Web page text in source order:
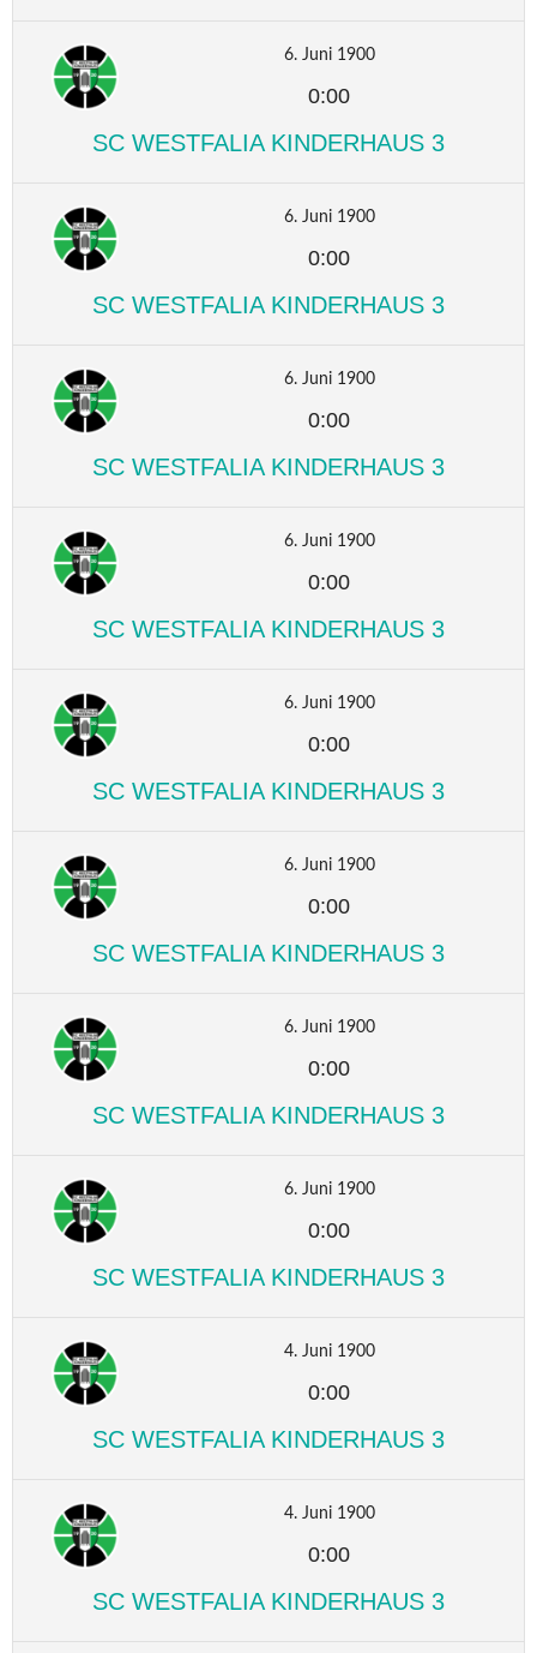
6. Juni 1900
0:00
SC WESTFALIA KINDERHAUS 3
6. Juni 1900
0:00
SC WESTFALIA KINDERHAUS 3
6. Juni 1900
0:00
SC WESTFALIA KINDERHAUS 3
6. Juni 1900
0:00
SC WESTFALIA KINDERHAUS 3
6. Juni 1900
0:00
SC WESTFALIA KINDERHAUS 3
6. Juni 1900
0:00
SC WESTFALIA KINDERHAUS 3
6. Juni 1900
0:00
SC WESTFALIA KINDERHAUS 3
6. Juni 1900
0:00
SC WESTFALIA KINDERHAUS 3
4. Juni 1900
0:00
SC WESTFALIA KINDERHAUS 3
4. Juni 1900
0:00
SC WESTFALIA KINDERHAUS 3